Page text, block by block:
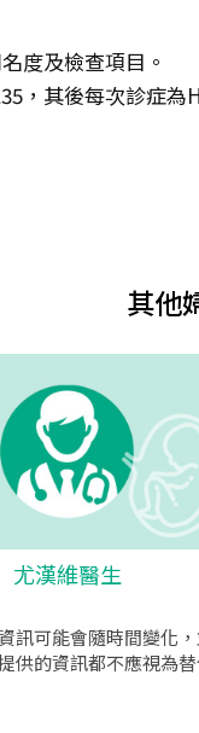
度及檢查項目。
，其後每次診症為
其他
尤漢維醫生
訊可能會隨時間變
的資訊都不應視為